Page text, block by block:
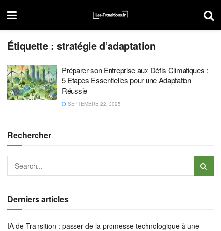
Étiquette :stratégie d’adaptation
Préparer son Entreprise aux Défis Climatiques :
5 Étapes Essentielles pour une Adaptation
Réussie
SEPTEMBRE 22, 2025
Rechercher
Derniers articles
IA de Transition : passer de la promesse technologique à une